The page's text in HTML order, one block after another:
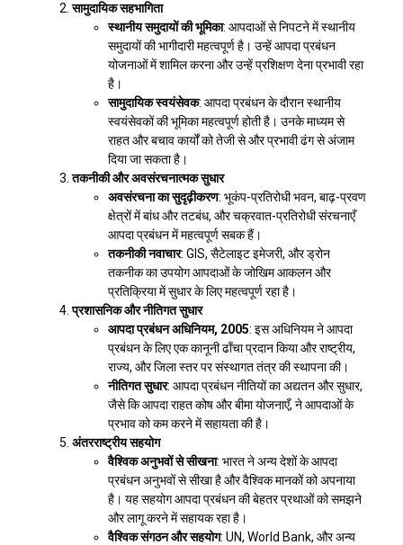
सामुदायिक सहभागिता
स्थानीय समुदायों की भूमिका: आपदाओं से निपटने में स्थानीय
समुदायों की भागीदारी महत्वपूर्ण है। उन्हें आपदा प्रबंधन
योजनाओं में शामिल करना और उन्हें प्रशिक्षण देना प्रभावी रहा
है।
सामुदायिक स्वयंसेवक: आपदा प्रबंधन के दौरान स्थानीय
स्वयंसेवकों की भूमिका महत्वपूर्ण होती है। उनके माध्यम से
राहत और बचाव कार्यों को तेजी से और प्रभावी ढंग से अंजाम
दिया जा सकता है।
तकनीकी और अवसंरचनात्मक सुधार
अवसंरचना का सुदृढ़ीकरण: भूकंप-प्रतिरोधी भवन, बाढ़-प्रवण
क्षेत्रों में बांध और तटबंध, और चक्रवात-प्रतिरोधी संरचनाएँ
आपदा प्रबंधन में महत्वपूर्ण सबक हैं।
तकनीकी नवाचार: GIS, सैटेलाइट इमेजरी, और ड्रोन
तकनीक का उपयोग आपदाओं के जोखिम आकलन और
प्रतिक्रिया में सुधार के लिए महत्वपूर्ण रहा है।
प्रशासनिक और नीतिगत सुधार
आपदा प्रबंधन अधिनियम, 2005: इस अधिनियम ने आपदा
प्रबंधन के लिए एक कानूनी ढाँचा प्रदान किया और राष्ट्रीय,
राज्य, और जिला स्तर पर संस्थागत तंत्र की स्थापना की।
नीतिगत सुधार: आपदा प्रबंधन नीतियों का अद्यतन और सुधार,
जैसे कि आपदा राहत कोष और बीमा योजनाएँ, ने आपदाओं के
प्रभाव को कम करने में सहायता की है।
अंतरराष्ट्रीय सहयोग
वैश्विक अनुभवों से सीखना: भारत ने अन्य देशों के आपदा
प्रबंधन अनुभवों से सीखा है और वैश्विक मानकों को अपनाया
है। यह सहयोग आपदा प्रबंधन की बेहतर प्रथाओं को समझने
और लागू करने में सहायक रहा है।
वैश्विक संगठन और सहयोग: UN, World Bank, और अन्य